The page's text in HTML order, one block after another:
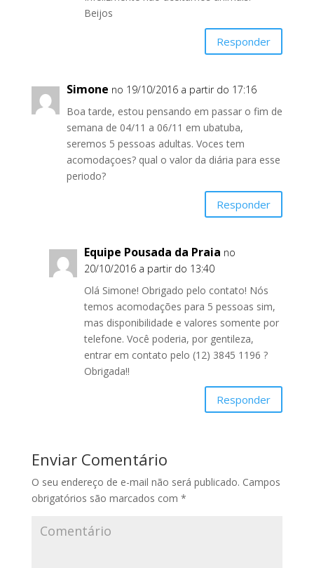
Beijos
Responder
Simone no 19/10/2016 a partir do 17:16
Boa tarde, estou pensando em passar o fim de
semana de 04/11 a 06/11 em ubatuba,
seremos 5 pessoas adultas. Voces tem
acomodaçoes? qual o valor da diária para esse
periodo?
Responder
Equipe Pousada da Praia no
20/10/2016 a partir do 13:40
Olá Simone! Obrigado pelo contato! Nós
temos acomodações para 5 pessoas sim,
mas disponibilidade e valores somente por
telefone. Você poderia, por gentileza,
entrar em contato pelo (12) 3845 1196 ?
Obrigada!!
Responder
Enviar Comentário
O seu endereço de e-mail não será publicado. Campos
obrigatórios são marcados com *